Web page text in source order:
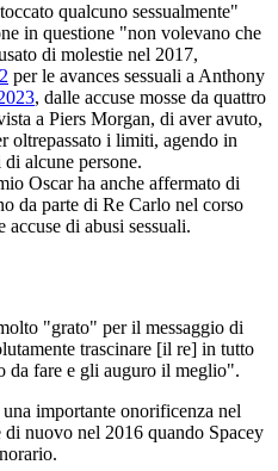
qualcuno sessualmente"
in questione "non volevano che
di molestie nel 2017,
per le avances sessuali a Anthony
, dalle accuse mosse da quattro
a Piers Morgan, di aver avuto,
oltrepassato i limiti, agendo in
alcune persone.
Oscar ha anche affermato di
da parte di Re Carlo nel corso
di abusi sessuali.
"grato" per il messaggio di
trascinare [il re] in tutto
da fare e gli auguro il meglio".
importante onorificenza nel
nuovo nel 2016 quando Spacey